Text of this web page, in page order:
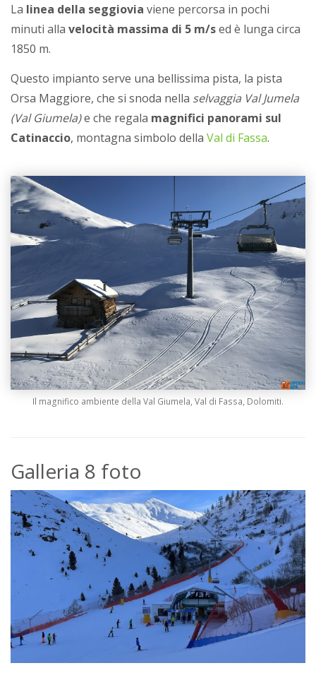
La linea della seggiovia viene percorsa in pochi
minuti alla velocità massima di 5 m/sed è lunga circa
1850 m.
Questo impianto serve una bellissima pista, la pista
Orsa Maggiore, che si snoda nella selvaggia Val Jumela
(Val Giumela)e che regala magnifici panorami sul
Catinaccio, montagna simbolo della Val di Fassa.
Il magnifico ambiente della Val Giumela, Val di Fassa, Dolomiti.
Galleria 8 foto